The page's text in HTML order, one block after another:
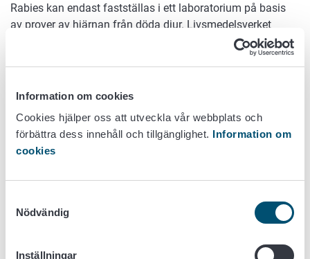
Information om cookies
Cookies hjälper oss att utveckla vår webbplats och
förbättra dess innehåll och tillgänglighet. Information om
cookies
Nödvändig
Inställningar
Rabies kan endast fastställas i ett laboratorium på basis
av prover av hjärnan från döda djur. Livsmedelsverket
undersöker alla misstänkta fall av rabies i Finland. Enbart
utifrån symptomen kan man inte vara säker på att ett djur
Hur bekämpas rabies?
Spridningen av rabies förebyggs genom vaccinering av
både frilevande djur och husdjur mot sjukdomen. Hösttider
vaccinerar små rovdjur med betesvaccin. Livsmedelsverket
svarar för utspridningen av vaccinerna i Finland.
Hundar som används för jakt och myndigheters